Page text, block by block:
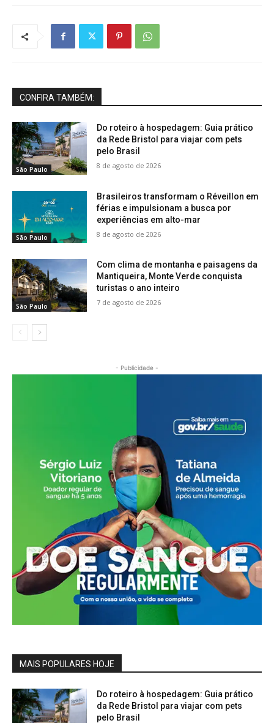
CONFIRA TAMBÉM:
São Paulo
Do roteiro à hospedagem: Guia prático
da Rede Bristol para viajar com pets
pelo Brasil
8 de agosto de 2026
São Paulo
Brasileiros transformam o Réveillon em
férias e impulsionam a busca por
experiências em alto-mar
8 de agosto de 2026
São Paulo
Com clima de montanha e paisagens da
Mantiqueira, Monte Verde conquista
turistas o ano inteiro
7 de agosto de 2026
- Publicidade -
MAIS POPULARES HOJE
Do roteiro à hospedagem: Guia prático
da Rede Bristol para viajar com pets
pelo Brasil